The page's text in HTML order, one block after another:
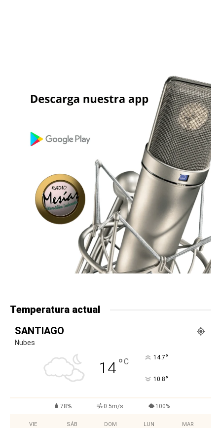
Temperatura actual
SANTIAGO
Nubes
14°C 14.7°
10.8°
78% 0.5m/s 100%
VIE SÁB DOM LUN MAR